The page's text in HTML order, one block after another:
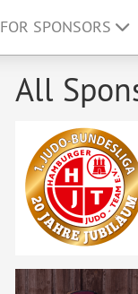
FOR SPONSORS
All